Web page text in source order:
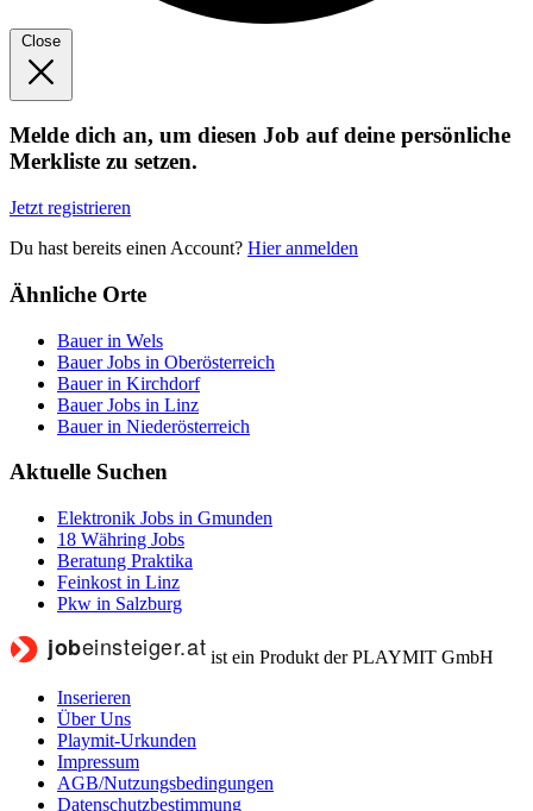
Close
Melde dich an, um diesen Job auf deine persönliche
Merkliste zu setzen.
Jetzt registrieren
Du hast bereits einen Account? Hier anmelden
Ähnliche Orte
Bauer in Wels
Bauer Jobs in Oberösterreich
Bauer in Kirchdorf
Bauer Jobs in Linz
Bauer in Niederösterreich
Aktuelle Suchen
Elektronik Jobs in Gmunden
18 Währing Jobs
Beratung Praktika
Feinkost in Linz
Pkw in Salzburg
ist ein Produkt der PLAYMIT GmbH
Inserieren
Über Uns
Playmit-Urkunden
Impressum
AGB/Nutzungsbedingungen
Datenschutzbestimmung